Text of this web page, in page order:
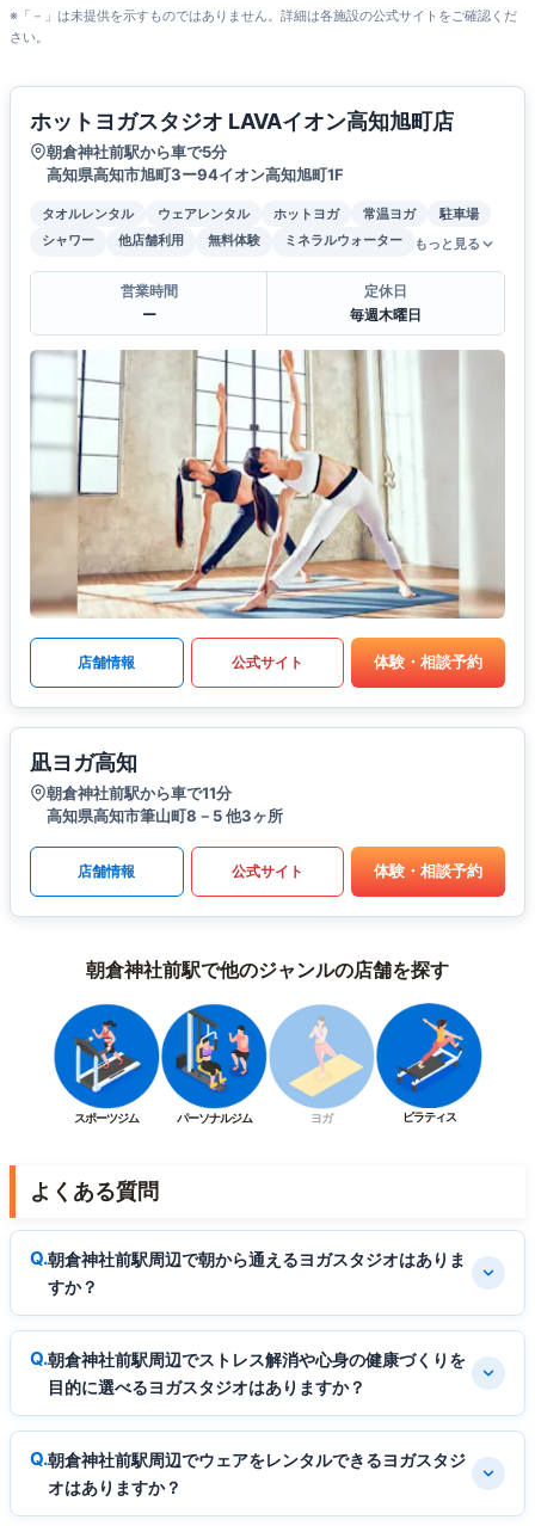
※「－」は未提供を示すものではありません。詳細は各施設の公式サイトをご確認くだ
さい。
ホットヨガスタジオ LAVAイオン高知旭町店
朝倉神社前駅から車で5分
高知県高知市旭町3ー94イオン高知旭町1F
タオルレンタル ウェアレンタル ホットヨガ 常温ヨガ
駐車場
シャワー
他店舗利用 無料体験 ミネラルウォーター もっと見る
営業時間
ー
定休日
毎週木曜日
店舗情報 公式サイト 体験・相談予約
凪ヨガ高知
朝倉神社前駅から車で11分
高知県高知市筆山町8－5 他3ヶ所
店舗情報 公式サイト 体験・相談予約
朝倉神社前駅で他のジャンルの店舗を探す
スポーツジム パーソナルジム ヨガ ピラティス
よくある質問
朝倉神社前駅周辺で朝から通えるヨガスタジオはありま
すか？
朝倉神社前駅周辺でストレス解消や心身の健康づくりを
目的に選べるヨガスタジオはありますか？
朝倉神社前駅周辺でウェアをレンタルできるヨガスタジ
オはありますか？